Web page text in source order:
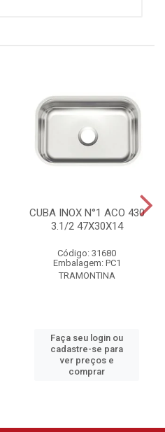
CUBA INOX N°1 ACO 430
3.1/2 47X30X14
Código: 31680
Embalagem: PC1
TRAMONTINA
Faça seu login ou
cadastre-se para
ver preços e
comprar